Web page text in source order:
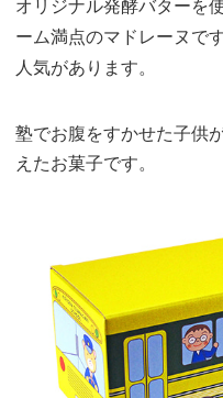
オリジナル発酵バターを
ーム満点のマドレーヌで
人気があります。
塾でお腹をすかせた子供
えたお菓子です。